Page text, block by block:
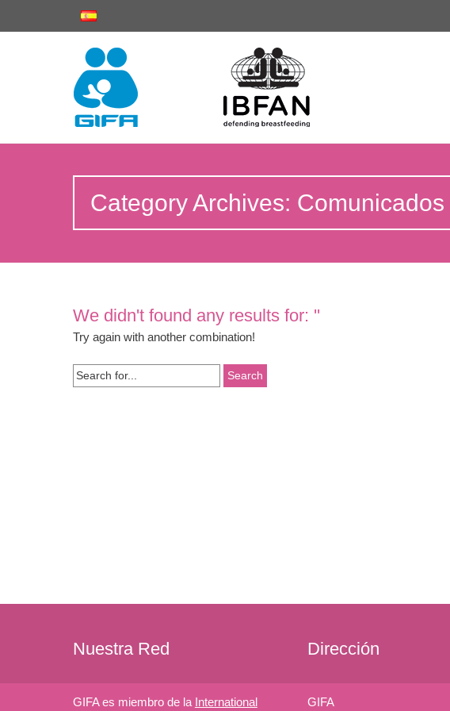
Category Archives:
We didn't found any results for: ''
Try again with another combination!
Search
for:
Nuestra Red
GIFA es miembro de la International
Dirección
GIFA